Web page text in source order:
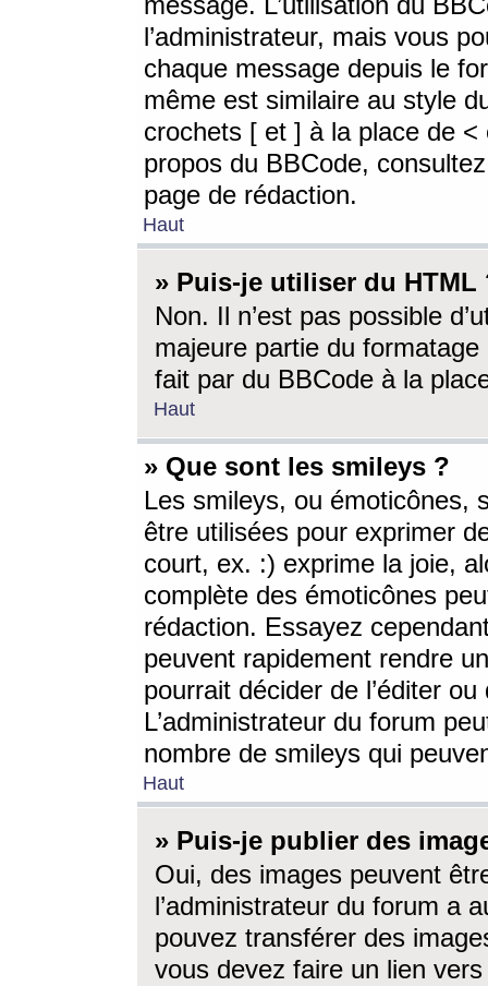
l’administrateur, mais vous
chaque message depuis le
même est similaire au style
crochets [ et ] à la place de <
propos du BBCode,
page de rédaction.
Haut
» Puis-je utiliser du HTML
Non. Il n’est pas possible
majeure partie du
fait par du BBCode à la
Haut
» Que sont les smileys ?
Les smileys, ou émoticônes,
être utilisées pour exprimer
court, ex. :) exprime la joie,
complète des émoticônes
rédaction. Essayez
peuvent rapidement rendre
pourrait décider de l’éditer
L’administrateur du forum
nombre de smileys qui
Haut
» Puis-je publier des
Oui, des images peuvent
l’administrateur du forum a
pouvez transférer des
vous devez faire un lien